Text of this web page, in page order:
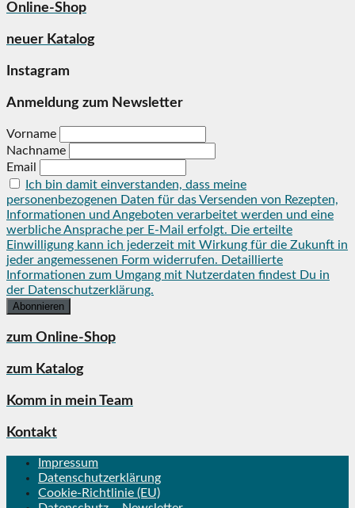
Online-Shop
neuer Katalog
Instagram
Anmeldung zum Newsletter
Vorname
Nachname
Email
Ich bin damit einverstanden, dass meine
personenbezogenen Daten für das Versenden von Rezepten,
Informationen und Angeboten verarbeitet werden und eine
werbliche Ansprache per E-Mail erfolgt. Die erteilte
Einwilligung kann ich jederzeit mit Wirkung für die Zukunft in
jeder angemessenen Form widerrufen. Detaillierte
Informationen zum Umgang mit Nutzerdaten findest Du in
der Datenschutzerklärung.
zum Online-Shop
zum Katalog
Komm in mein Team
Kontakt
Impressum
Datenschutzerklärung
Cookie-Richtlinie (EU)